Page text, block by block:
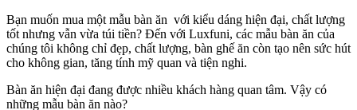
Bạn muốn mua một mẫu bàn ăn với kiểu dáng hiện đại, chất lượng
tốt nhưng vẫn vừa túi tiền? Đến với Luxfuni, các mẫu bàn ăn của
chúng tôi không chỉ đẹp, chất lượng, bàn ghế ăn còn tạo nên sức hút
cho không gian, tăng tính mỹ quan và tiện nghi.
Bàn ăn hiện đại đang được nhiều khách hàng quan tâm. Vậy có
những mẫu bàn ăn nào?